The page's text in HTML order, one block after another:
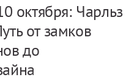
октября: Чарльз
от замков
до